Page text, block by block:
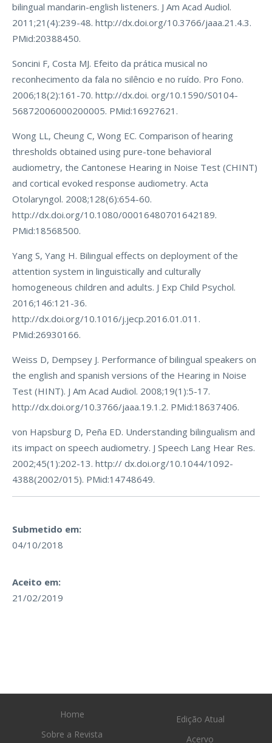
bilingual mandarin-english listeners. J Am Acad Audiol.
2011;21(4):239-48. http://dx.doi.org/10.3766/jaaa.21.4.3.
PMid:20388450.
Soncini F, Costa MJ. Efeito da prática musical no
reconhecimento da fala no silêncio e no ruído. Pro Fono.
2006;18(2):161-70. http://dx.doi. org/10.1590/S0104-
56872006000200005. PMid:16927621.
Wong LL, Cheung C, Wong EC. Comparison of hearing
thresholds obtained using pure-tone behavioral
audiometry, the Cantonese Hearing in Noise Test (CHINT)
and cortical evoked response audiometry. Acta
Otolaryngol. 2008;128(6):654-60.
http://dx.doi.org/10.1080/00016480701642189.
PMid:18568500.
Yang S, Yang H. Bilingual effects on deployment of the
attention system in linguistically and culturally
homogeneous children and adults. J Exp Child Psychol.
2016;146:121-36.
http://dx.doi.org/10.1016/j.jecp.2016.01.011.
PMid:26930166.
Weiss D, Dempsey J. Performance of bilingual speakers on
the english and spanish versions of the Hearing in Noise
Test (HINT). J Am Acad Audiol. 2008;19(1):5-17.
http://dx.doi.org/10.3766/jaaa.19.1.2. PMid:18637406.
von Hapsburg D, Peña ED. Understanding bilingualism and
its impact on speech audiometry. J Speech Lang Hear Res.
2002;45(1):202-13. http:// dx.doi.org/10.1044/1092-
4388(2002/015). PMid:14748649.
Submetido em:
04/10/2018
Aceito em:
21/02/2019
Home
Sobre a Revista
Edição Atual
Acervo